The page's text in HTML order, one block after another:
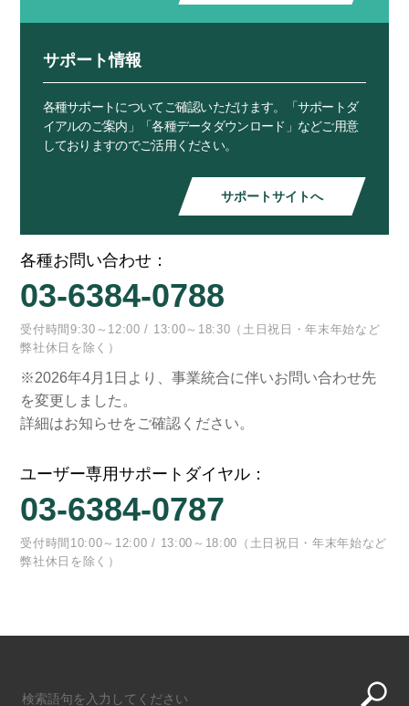
サポート情報
各種サポートについてご確認いただけます。「サポートダ
イアルのご案内」「各種データダウンロード」などご用意
しておりますのでご活用ください。
サポートサイトへ
各種お問い合わせ：
03-6384-0788
受付時間9:30～12:00 / 13:00～18:30（土日祝日・年末年始など
弊社休日を除く）
※2026年4月1日より、事業統合に伴いお問い合わせ先
を変更しました。
詳細はお知らせをご確認ください。
ユーザー専用サポートダイヤル：
03-6384-0787
受付時間10:00～12:00 / 13:00～18:00（土日祝日・年末年始など
弊社休日を除く）